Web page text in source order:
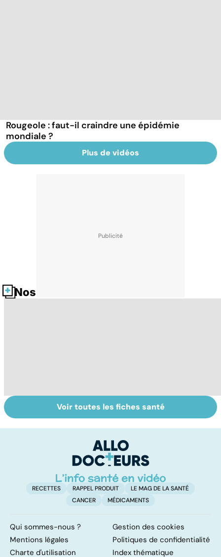
Rougeole : faut-il craindre une épidémie
mondiale ?
Plus de vidéos
Nos fiches santé
Rougeole :
l'importance de
Maladies
éruptives :
reconnaître ?
Voir toutes les fiches santé
RECETTES RAPPEL PRODUIT
LE MAG DE LA SANTÉ
CANCER
MÉDICAMENTS
Qui sommes-nous ?
Gestion des cookies
Mentions légales
Politiques de confidentialité
Charte d'utilisation
Index thématique